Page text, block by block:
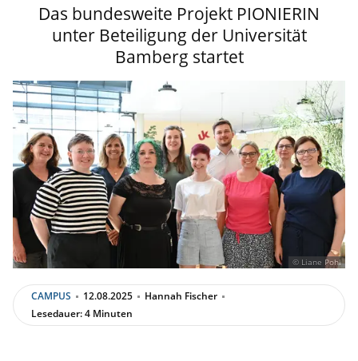
Das bundesweite Projekt PIONIERIN
unter Beteiligung der Universität
Bamberg startet
© Liane Pohl
CAMPUS 12.08.2025
Hannah Fischer
Lesedauer: 4 Minuten